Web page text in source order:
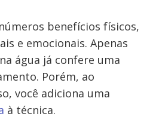
benefícios físicos,
e emocionais. Apenas
água já confere uma
Porém, ao
você adiciona uma
à técnica.